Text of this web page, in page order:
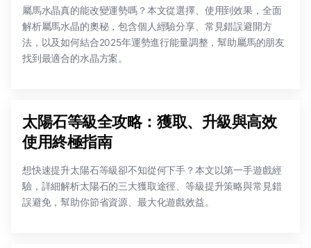
屬馬水晶真的能改變運勢嗎？本文從選擇、使用到效果，全面
解析屬馬水晶的奧秘，包含個人經驗分享、常見錯誤避開方
法，以及如何結合2025年運勢進行能量調整，幫助屬馬的朋友
找到最適合的水晶方案。
太陽石等級全攻略：獲取、升級與高效
使用終極指南
想快速提升太陽石等級卻不知從何下手？本文以第一手遊戲經
驗，詳細解析太陽石的三大獲取途徑、等級提升策略與常見錯
誤避免，幫助你節省資源、最大化遊戲效益。